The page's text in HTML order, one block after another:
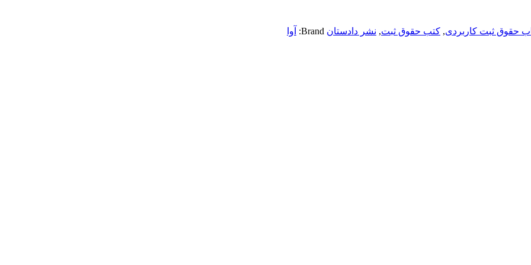
حقوق ثبت کاربردی, کتب حقوق ثبت, نشر دادستان Brand:
آوا